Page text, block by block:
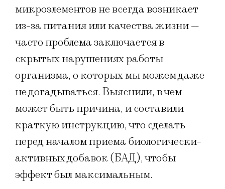
микроэлементов не всегда возникает
из-за питания или качества жизни —
часто проблема заключается в
скрытых нарушениях работы
организма, о которых мы можем даже
не догадываться. Выяснили, в чем
может быть причина, и составили
краткую инструкцию, что сделать
перед началом приема биологически-
активных добавок (БАД), чтобы
эффект был максимальным.